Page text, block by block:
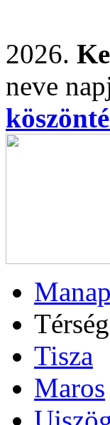
2026.
neve
Tisza
Maros